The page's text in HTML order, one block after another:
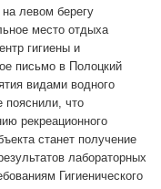
левом берегу
место отдыха
гигиены и
письмо в Полоцкий
видами водного
пояснили, что
рекреационного
станет получение
лабораторных
Гигиенического